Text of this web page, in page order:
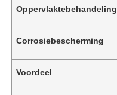
Oppervlaktebehandeling
Corrosiebescherming
Voordeel